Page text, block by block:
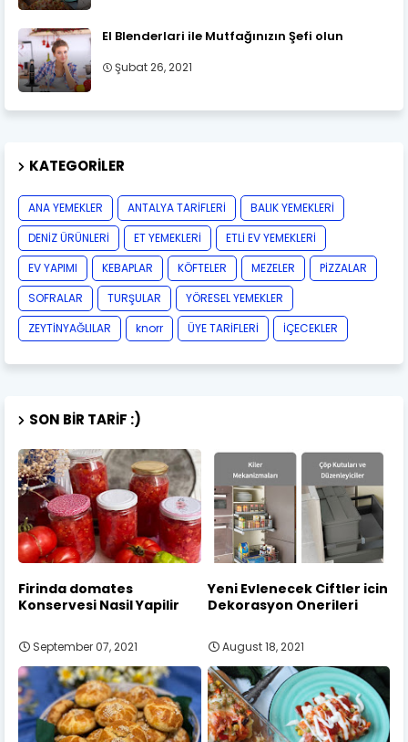
El Blenderlari ile Mutfağınızın Şefi olun
Şubat 26, 2021
KATEGORILER
ANA YEMEKLER ANTALYA TARİFLERİ
BALIK YEMEKLERİ
DENİZ ÜRÜNLERİ
ET YEMEKLERİ
ETLİ EV YEMEKLERİ
EV YAPIMI
KEBAPLAR KÖFTELER MEZELER
PİZZALAR
SOFRALAR
TURŞULAR
YÖRESEL YEMEKLER
ZEYTİNYAĞLILAR
knorr ÜYE TARİFLERİ İÇECEKLER
SON BIR TARIF :)
Firinda domates
Konservesi Nasil Yapilir
September 07, 2021
Yeni Evlenecek Ciftler icin
Dekorasyon Onerileri
August 18, 2021